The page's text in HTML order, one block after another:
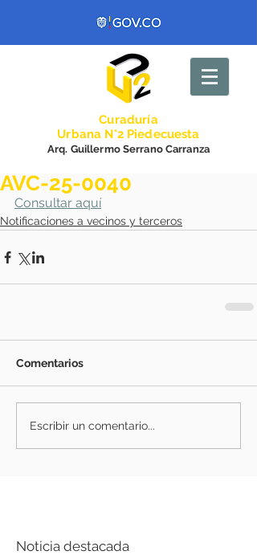
Curaduría
Urbana N°2 Piedecuesta
Arq. Guillermo Serrano Carranza
AVC-25-0040
Consultar aquí
Notificaciones a vecinos y terceros
Comentarios
Escribir un comentario...
Noticia destacada